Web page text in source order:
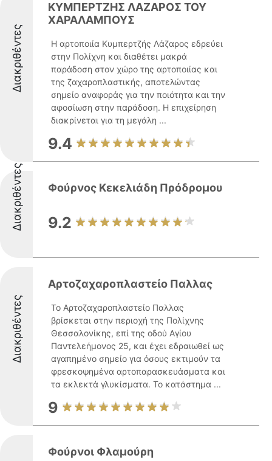
Διακριθέντες
ΚΥΜΠΕΡΤΖΗΣ ΛΑΖΑΡΟΣ ΤΟΥ
ΧΑΡΑΛΑΜΠΟΥΣ
Η αρτοποιία Κυμπερτζής Λάζαρος εδρεύει
στην Πολίχνη και διαθέτει μακρά
παράδοση στον χώρο της αρτοποιίας και
της ζαχαροπλαστικής, αποτελώντας
σημείο αναφοράς για την ποιότητα και την
αφοσίωση στην παράδοση. Η επιχείρηση
διακρίνεται για τη μεγάλη ...
9.4
Διακριθέντες Φούρνος Κεκελιάδη Πρόδρομου
9.2
Διακριθέντες
Αρτοζαχαροπλαστείο Παλλας
Το Αρτοζαχαροπλαστείο Παλλας
βρίσκεται στην περιοχή της Πολίχνης
Θεσσαλονίκης, επί της οδού Αγίου
Παντελεήμονος 25, και έχει εδραιωθεί ως
αγαπημένο σημείο για όσους εκτιμούν τα
φρεσκοψημένα αρτοπαρασκευάσματα και
τα εκλεκτά γλυκίσματα. Το κατάστημα ...
9
Φούρνοι Φλαμούρη